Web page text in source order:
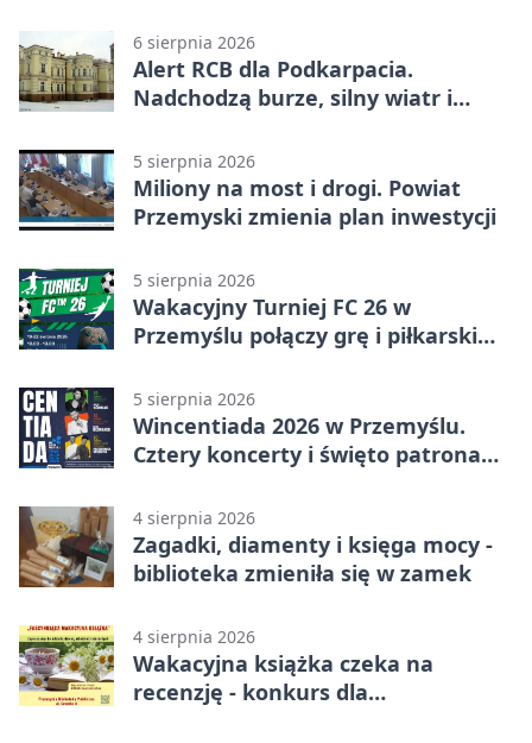
6 sierpnia 2026
Alert RCB dla Podkarpacia.
Nadchodzą burze, silny wiatr i
5 sierpnia 2026
Miliony na most i drogi. Powiat
Przemyski zmienia plan inwestycji
5 sierpnia 2026
Wakacyjny Turniej FC 26 w
Przemyślu połączy grę i piłkarski
5 sierpnia 2026
Wincentiada 2026 w Przemyślu.
Cztery koncerty i święto patrona
4 sierpnia 2026
Zagadki, diamenty i księga mocy -
biblioteka zmieniła się w zamek
4 sierpnia 2026
Wakacyjna książka czeka na
recenzję - konkurs dla